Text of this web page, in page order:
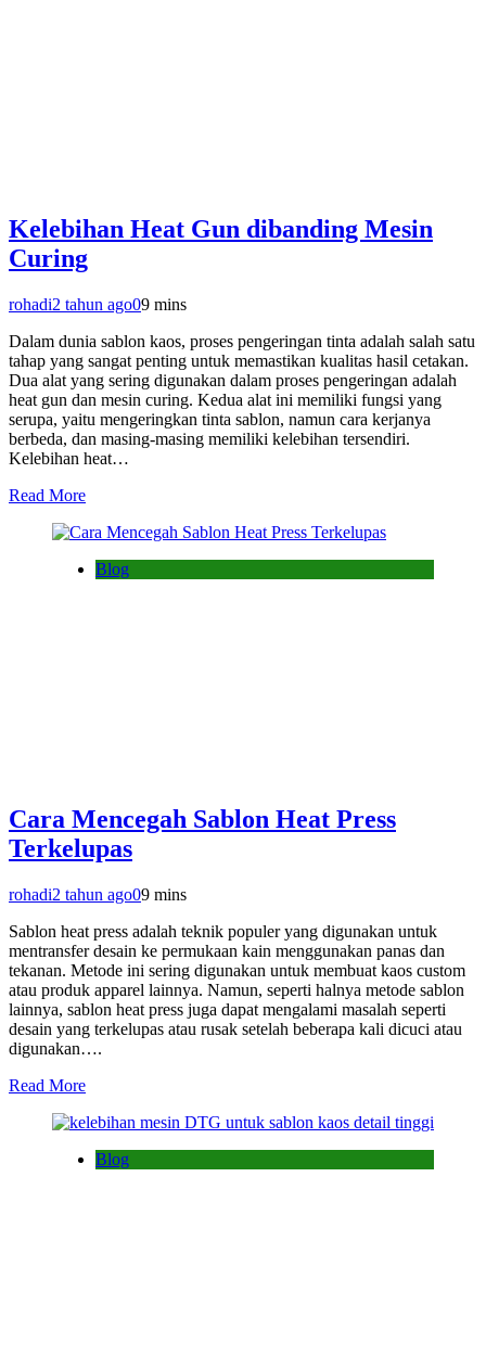
Kelebihan Heat Gun dibanding Mesin
Curing
rohadi2 tahun ago09 mins
Dalam dunia sablon kaos, proses pengeringan tinta adalah salah satu
tahap yang sangat penting untuk memastikan kualitas hasil cetakan.
Dua alat yang sering digunakan dalam proses pengeringan adalah
heat gun dan mesin curing. Kedua alat ini memiliki fungsi yang
serupa, yaitu mengeringkan tinta sablon, namun cara kerjanya
berbeda, dan masing-masing memiliki kelebihan tersendiri.
Kelebihan heat…
Read More
Blog
Cara Mencegah Sablon Heat Press
Terkelupas
rohadi2 tahun ago09 mins
Sablon heat press adalah teknik populer yang digunakan untuk
mentransfer desain ke permukaan kain menggunakan panas dan
tekanan. Metode ini sering digunakan untuk membuat kaos custom
atau produk apparel lainnya. Namun, seperti halnya metode sablon
lainnya, sablon heat press juga dapat mengalami masalah seperti
desain yang terkelupas atau rusak setelah beberapa kali dicuci atau
digunakan….
Read More
Blog